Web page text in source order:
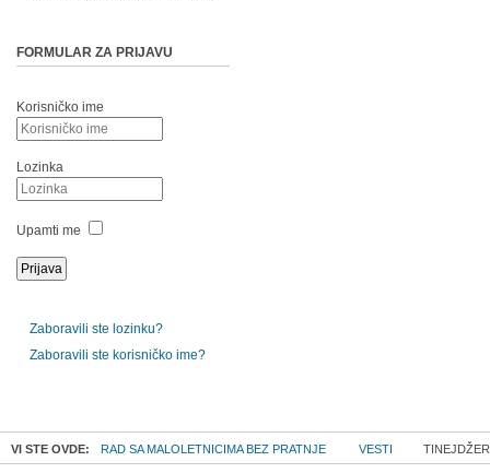
FORMULAR ZA PRIJAVU
Korisničko ime
Lozinka
Upamti me
Zaboravili ste lozinku?
Zaboravili ste korisničko ime?
VI STE OVDE: RAD SA MALOLETNICIMA BEZ PRATNJE VESTI